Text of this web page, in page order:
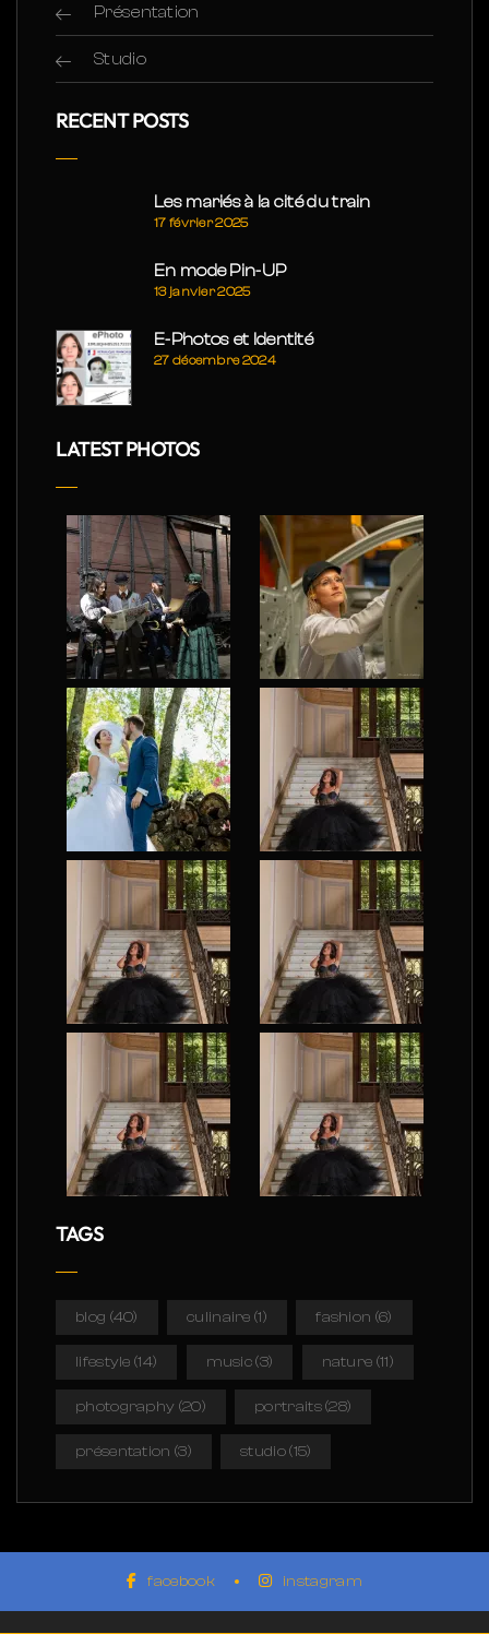
Présentation
Studio
RECENT POSTS
Les mariés à la cité du train
17 février 2025
En mode Pin-UP
13 janvier 2025
E-Photos et Identité
27 décembre 2024
LATEST PHOTOS
TAGS
blog (40) culinaire (1) fashion (6)
lifestyle (14) music(3) nature (11)
photography (20) portraits(28)
présentation (3) studio(15)
facebook instagram